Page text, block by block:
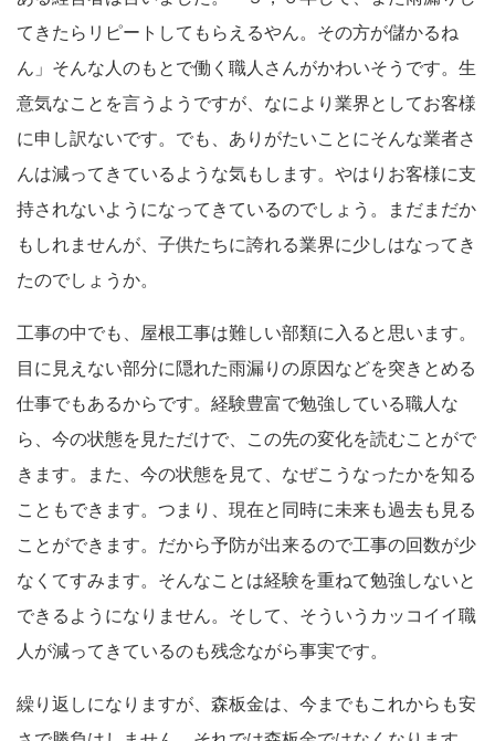
てきたらリピートしてもらえるやん。その方が儲かるね
ん」そんな人のもとで働く職人さんがかわいそうです。生
意気なことを言うようですが、なにより業界としてお客様
に申し訳ないです。でも、ありがたいことにそんな業者さ
んは減ってきているような気もします。やはりお客様に支
持されないようになってきているのでしょう。まだまだか
もしれませんが、子供たちに誇れる業界に少しはなってき
たのでしょうか。
工事の中でも、屋根工事は難しい部類に入ると思います。
目に見えない部分に隠れた雨漏りの原因などを突きとめる
仕事でもあるからです。経験豊富で勉強している職人な
ら、今の状態を見ただけで、この先の変化を読むことがで
きます。また、今の状態を見て、なぜこうなったかを知る
こともできます。つまり、現在と同時に未来も過去も見る
ことができます。だから予防が出来るので工事の回数が少
なくてすみます。そんなことは経験を重ねて勉強しないと
できるようになりません。そして、そういうカッコイイ職
人が減ってきているのも残念ながら事実です。
繰り返しになりますが、森板金は、今までもこれからも安